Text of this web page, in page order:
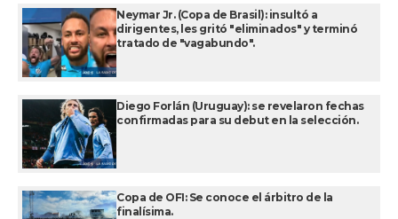
Neymar Jr. (Copa de Brasil): insultó a
dirigentes, les gritó "eliminados" y terminó
tratado de "vagabundo".
Diego Forlán (Uruguay): se revelaron fechas
confirmadas para su debut en la selección.
Copa de OFI: Se conoce el árbitro de la
finalísima.